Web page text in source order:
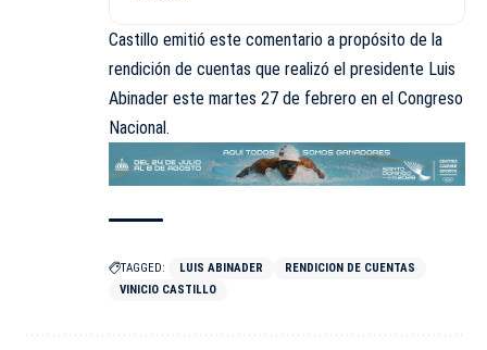
Castillo emitió este comentario a propósito de la
rendición de cuentas que realizó el presidente Luis
Abinader este martes 27 de febrero en el Congreso
Nacional.
TAGGED: LUIS ABINADER
RENDICION DE CUENTAS
VINICIO CASTILLO